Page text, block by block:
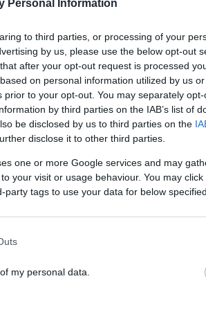
Personal Information
to third parties, or processing of your
by us, please use the below opt-out
after your opt-out request is processed
on personal information utilized by us
to your opt-out. You may separately
by third parties on the IAB’s list of
be disclosed by us to third parties on the
disclose it to other third parties.
one or more Google services and may
your visit or usage behaviour. You may
tags to use your data for below
my personal data.
- közölte pénteken az A&E
szenvedő színész az elmúlt
A fenevad (The Beast)
de
(1987)
az Országúti diszkóban és
A
A